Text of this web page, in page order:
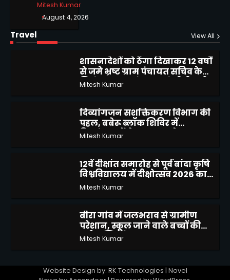
Mitesh Kumar
August 4, 2026
Travel View All
मोटरसाइकिल चोरी करने वाले 02
अभियुक्तों को किया गिरफ्तार
शासनादेशों को ठेंगा दिखाकर 12 वर्षों
से जमे भ्रष्ट ग्राम पंचायत सचिव के
निलंबन, स्थानांतरण एवं सीबीआई
Mitesh Kumar
दिव्यांगजन सशक्तिकरण विभाग की
पहल, बबेरू ब्लॉक शिविर में
दिव्यांगजनों ने कराया आवेदन
Mitesh Kumar
12वें दीक्षांत समारोह से पूर्व बांदा कृषि
विश्वविद्यालय में दीक्षोत्सव 2026 का
शुभारंभ
Mitesh Kumar
बीरा गांव में जलभराव से ग्रामीण
परेशान, स्कूल जाने वाले बच्चों की
बढ़ी मुश्किलें
Mitesh Kumar
मोटरसाइकिल चोरी करने वाले 02
अभियुक्तों को किया गिरफ्तार
Website Design by: RK Technologies | Novel